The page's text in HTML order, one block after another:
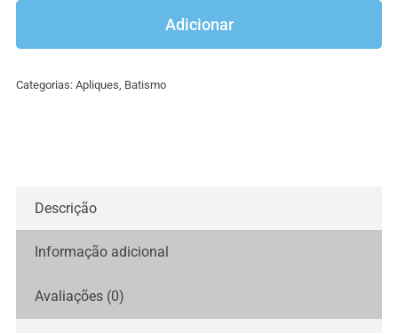
Apliques
Adicionar
Categorias: Apliques Batismo
Descrição
Informação adicional
Avaliações (0)